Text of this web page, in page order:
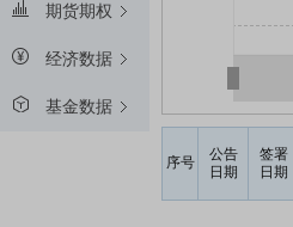
期货期权
经济数据
基金数据
序号
公告
日期
签署
日期